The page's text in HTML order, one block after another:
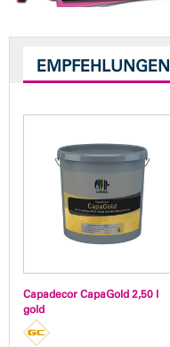
EMPFEHLUNGEN
Capadecor CapaGold 2,50 l
gold